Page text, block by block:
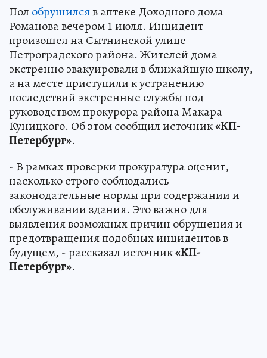
Пол обрушилсяв аптеке Доходного дома
Романова вечером 1 июля. Инцидент
произошел на Сытнинской улице
Петроградского района. Жителей дома
экстренно эвакуировали в ближайшую школу,
а на месте приступили к устранению
последствий экстренные службы под
руководством прокурора района Макара
Куницкого. Об этом сообщил источник«КП-
Петербург».
- В рамках проверки прокуратура оценит,
насколько строго соблюдались
законодательные нормы при содержании и
обслуживании здания. Это важно для
выявления возможных причин обрушения и
предотвращения подобных инцидентов в
будущем, - рассказал источник«КП-
Петербург».